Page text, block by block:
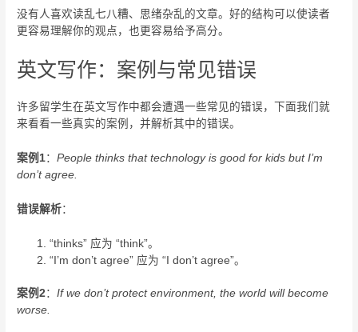
没有人喜欢读乱七八糟、思绪杂乱的文章。好的结构可以使读者
更容易理解你的观点，也更容易给予高分。
英文写作：案例与常见错误
许多留学生在英文写作中都会遭遇一些常见的错误，下面我们就
来看看一些真实的案例，并解析其中的错误。
案例1：People thinks that technology is good for kids but I’m
don’t agree.
错误解析：
“thinks” 应为 “think”。
“I’m don’t agree” 应为 “I don’t agree”。
案例2：If we don’t protect environment, the world will become
worse.